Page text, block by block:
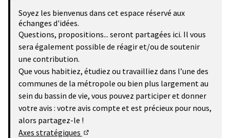
Soyez les bienvenus dans cet espace réservé aux
échanges d'idées.
Questions, propositions... seront partagées ici. Il vous
sera également possible de réagir et/ou de soutenir
une contribution.
Que vous habitiez, étudiez ou travailliez dans l’une des
communes de la métropole ou bien plus largement au
sein du bassin de vie, vous pouvez participer et donner
votre avis : votre avis compte et est précieux pour nous,
alors partagez-le !
Axes stratégiques